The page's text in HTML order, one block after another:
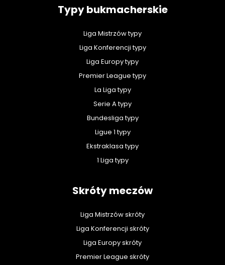
Typy bukmacherskie
Liga Mistrzów typy
Liga Konferencji typy
Liga Europy typy
Premier League typy
La Liga typy
Serie A typy
Bundesliga typy
Ligue 1 typy
Ekstraklasa typy
1 Liga typy
Skróty meczów
Liga Mistrzów skróty
Liga Konferencji skróty
Liga Europy skróty
Premier League skróty